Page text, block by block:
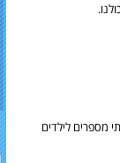
מספרים לילדים